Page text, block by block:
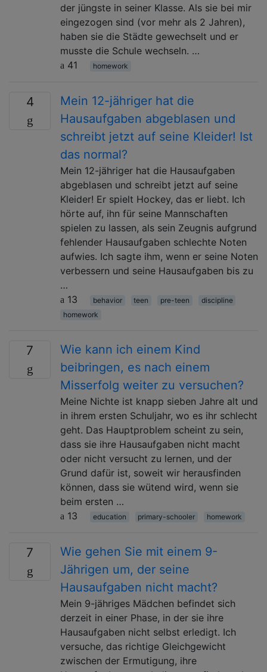
der jüngste in seiner Klasse. Als sie bei mir
eingezogen sind (vor mehr als 2 Jahren),
haben sie die Städte gewechselt und er
musste die Schule wechseln. …
41
homework
4
Mein 12-jähriger hat die
Hausaufgaben abgeblasen und
schreibt jetzt auf seine Kleider! Ist
das normal?
Mein 12-jähriger hat die Hausaufgaben
abgeblasen und schreibt jetzt auf seine
Kleider! Er spielt Hockey, das er liebt. Ich
hörte auf, ihn für seine Mannschaften
spielen zu lassen, als sein Zeugnis aufgrund
fehlender Hausaufgaben schlechte Noten
aufwies. Ich sagte ihm, wenn er seine Noten
verbessern und seine Hausaufgaben bis zu
…
13
behavior teen pre-teen
discipline
homework
7
Wie kann ich einem Kind
beibringen, es nach einem
Misserfolg weiter zu versuchen?
Meine Nichte ist knapp sieben Jahre alt und
in ihrem ersten Schuljahr, wo es ihr schlecht
geht. Das Hauptproblem scheint zu sein,
dass sie ihre Hausaufgaben nicht macht
oder nicht versucht zu lernen, und der
Grund dafür ist, soweit wir herausfinden
können, dass sie wütend wird, wenn sie
beim ersten …
13
education primary-schooler homework
7
Wie gehen Sie mit einem 9-
Jährigen um, der seine
Hausaufgaben nicht macht?
Mein 9-jähriges Mädchen befindet sich
derzeit in einer Phase, in der sie ihre
Hausaufgaben nicht selbst erledigt. Ich
versuche, das richtige Gleichgewicht
zwischen der Ermutigung, ihre